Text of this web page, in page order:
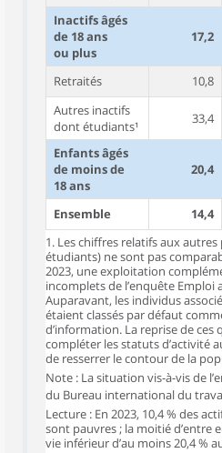
Inactifs âgés
de 18 ans
ou plus
17,2
Retraités 10,8
Autres inactifs
dont étudiants¹
33,4
Enfants âgés
de moins de
18 ans
20,4
Ensemble 14,4
1. Les chiffres relatifs aux
étudiants) ne sont pas
2023, une exploitation
incomplets de l’enquête Emploi
Auparavant, les individus
étaient classés par défaut
d’information. La reprise de
compléter les statuts d’activité
de resserrer le contour de la
Note : La situation vis-à-vis de
du Bureau international du
Lecture : En 2023, 10,4 % des
sont pauvres ; la moitié d’entre
vie inférieur d’au moins 20,4 %